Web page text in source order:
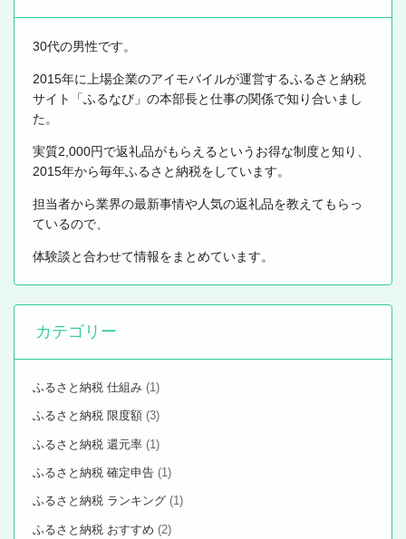
30代の男性です。
2015年に上場企業のアイモバイルが運営するふるさと納税
サイト「ふるなび」の本部長と仕事の関係で知り合いまし
た。
実質2,000円で返礼品がもらえるというお得な制度と知り、
2015年から毎年ふるさと納税をしています。
担当者から業界の最新事情や人気の返礼品を教えてもらっ
ているので、
体験談と合わせて情報をまとめています。
カテゴリー
ふるさと納税 仕組み (1)
ふるさと納税 限度額 (3)
ふるさと納税 還元率 (1)
ふるさと納税 確定申告 (1)
ふるさと納税 ランキング (1)
ふるさと納税 おすすめ (2)